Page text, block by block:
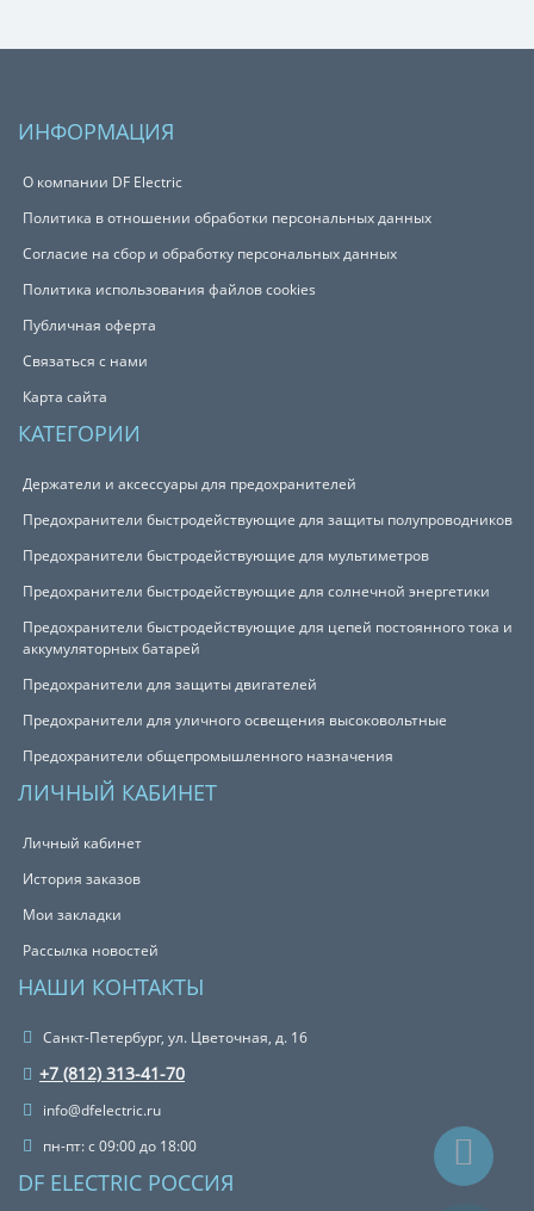
ИНФОРМАЦИЯ
О компании DF Electric
Политика в отношении обработки персональных данных
Согласие на сбор и обработку персональных данных
Политика использования файлов cookies
Публичная оферта
Связаться с нами
Карта сайта
КАТЕГОРИИ
Держатели и аксессуары для предохранителей
Предохранители быстродействующие для защиты полупроводников
Предохранители быстродействующие для мультиметров
Предохранители быстродействующие для солнечной энергетики
Предохранители быстродействующие для цепей постоянного тока и
аккумуляторных батарей
Предохранители для защиты двигателей
Предохранители для уличного освещения высоковольтные
Предохранители общепромышленного назначения
ЛИЧНЫЙ КАБИНЕТ
Личный кабинет
История заказов
Мои закладки
Рассылка новостей
НАШИ КОНТАКТЫ
Санкт-Петербург, ул. Цветочная, д. 16
+7 (812) 313-41-70
info@dfelectric.ru
пн-пт: с 09:00 до 18:00
DF ELECTRIC РОССИЯ